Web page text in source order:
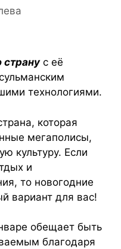
странус её
технологиями.
которая
мегаполисы,
культуру. Если
и
то новогодние
вариант для вас!
обещает быть
благодаря